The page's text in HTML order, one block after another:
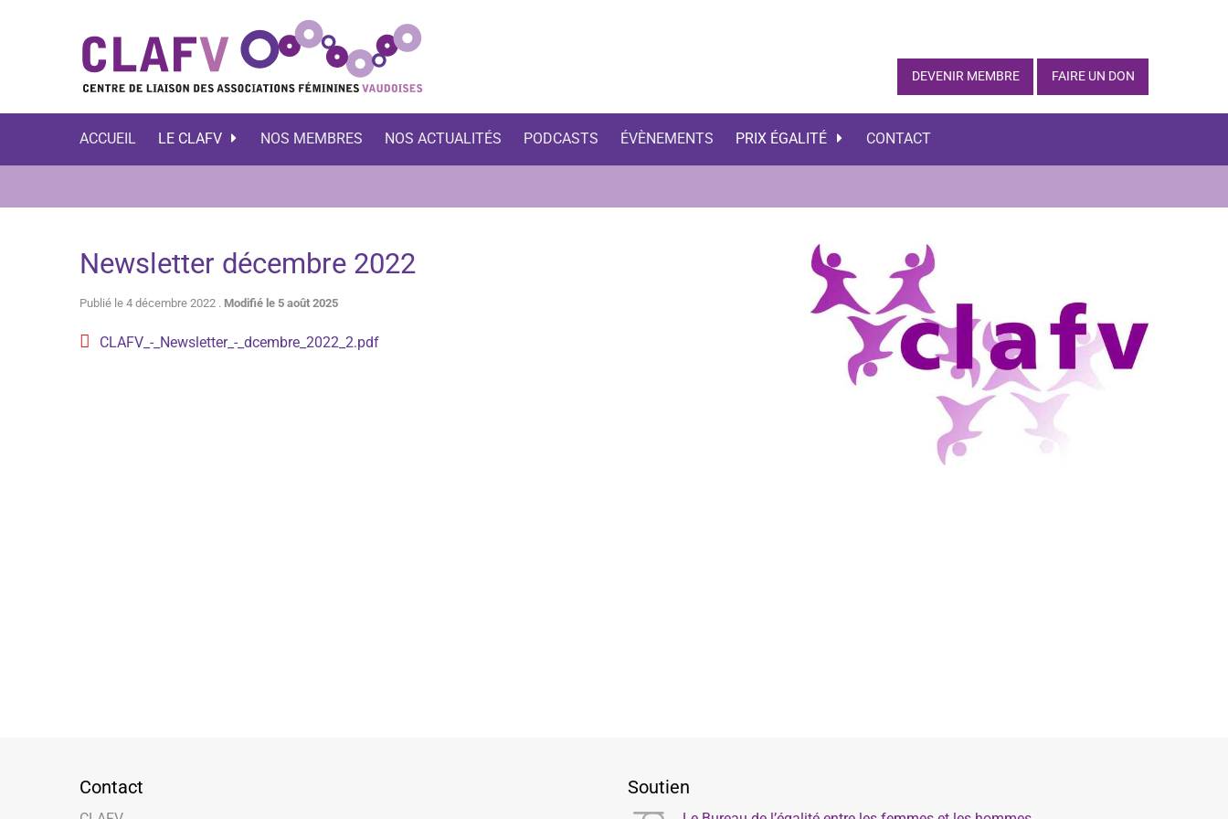
DEVENIR MEMBRE FAIRE UN DON
ACCUEIL LE CLAFV NOS MEMBRES NOS ACTUALITÉS PODCASTS ÉVÈNEMENTS PRIX ÉGALITÉ CONTACT
Newsletter décembre 2022
Publié le 4 décembre 2022 . Modifié le 5 août 2025
CLAFV_-_Newsletter_-_dcembre_2022_2.pdf
Contact Soutien